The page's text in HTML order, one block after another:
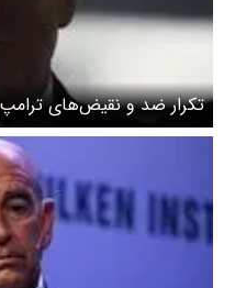
تکرار ضد و نقیض‌های
نیازی نداریم!